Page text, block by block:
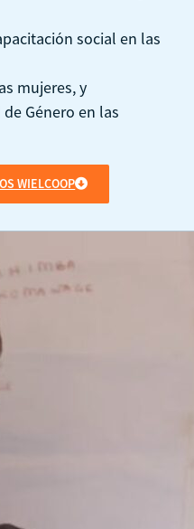
social en las
mujeres, y
Género en las
WIELCOOP